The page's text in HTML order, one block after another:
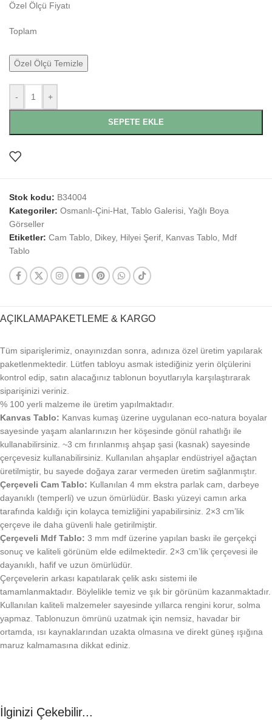
Özel Ölçü Fiyatı
Toplam
Özel Ölçü Temizle
- +
SEPETE EKLE
Stok kodu: B34004
Kategoriler: Osmanlı-Çini-Hat, Tablo Galerisi, Yağlı Boya
Görseller
Etiketler: Cam Tablo, Dikey, Hilyei Şerif, Kanvas Tablo, Mdf
Tablo
AÇIKLAMAPAKETLEME & KARGO
Tüm siparişlerimiz, onayınızdan sonra, adınıza özel üretim yapılarak
paketlenmektedir. Lütfen tabloyu asmak istediğiniz yerin ölçülerini
kontrol edip, satın alacağınız tablonun boyutlarıyla karşılaştırarak
siparişinizi veriniz.
% 100 yerli malzeme ile üretim yapılmaktadır.
Kanvas Tablo: Kanvas kumaş üzerine uygulanan eco-natura boyalar
sayesinde yaşam alanlarınızın her köşesinde gönül rahatlığı ile
kullanabilirsiniz. ~3 cm fırınlanmış ahşap şasi (kasnak) sayesinde
çerçevesiz kullanabilirsiniz. Kullanılan ahşaplar endüstriyel ağaçtan
üretilmiştir, bu sayede doğaya zarar vermeden üretim sağlanmıştır.
Çerçeveli Cam Tablo: Kullanılan 4 mm ekstra parlak cam, darbeye
dayanıklı (temperli) ve uzun ömürlüdür. Baskı yüzeyi camın arka
tarafında kaldığı için kolayca temizliğini yapabilirsiniz. 2×3 cm’lik
çerçeve ile daha güvenli hale getirilmiştir.
Çerçeveli Mdf Tablo: 3 mm mdf üzerine yapılan baskı ile gerçekçi
sonuç ve kaliteli görünüm elde edilmektedir. 2×3 cm’lik çerçevesi ile
dayanıklı, hafif ve uzun ömürlüdür.
Çerçevelerin arkası kapatılarak çelik askı sistemi ile
tamamlanmaktadır. Böylelikle temiz ve şık bir görünüm kazanmaktadır.
Kullanılan kaliteli malzemeler sayesinde yıllarca rengini korur, solma
yapmaz. Tablonuzun ömrünü uzatmak için nemsiz, havadar bir
ortamda, ısı kaynaklarından uzakta olmasına ve direkt güneş ışığına
maruz kalmamasına dikkat ediniz.
İlginizi Çekebilir...